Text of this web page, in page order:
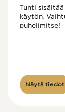
Tunti
käytön.
puhelimitse!
Näytä tiedot